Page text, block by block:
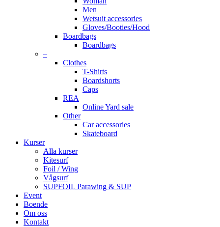
Men
Wetsuit accessories
Gloves/Booties/Hood
Boardbags
Boardbags
–
Clothes
T-Shirts
Boardshorts
Caps
REA
Online Yard sale
Other
Car accessories
Skateboard
Kurser
Alla kurser
Kitesurf
Foil / Wing
Vågsurf
SUPFOIL Parawing & SUP
Event
Boende
Om oss
Kontakt